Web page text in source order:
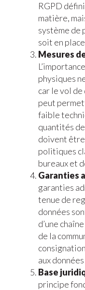
RGPD
matière,
système de
soit en
Mesures
physiques
car le vol de
peut
faible
quantités
doivent être
politiques
bureaux et
Garanties
garanties
tenue de
données
d’une
de la
aux
Base
principe